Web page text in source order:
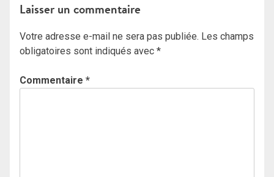
Laisser un commentaire
Votre adresse e-mail ne sera pas publiée. Les champs
obligatoires sont indiqués avec *
Commentaire *